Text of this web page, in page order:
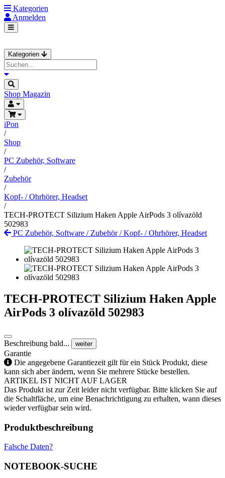
Kategorien
Anmelden
Kategorien
Shop Magazin
iPon
/
Shop
/
PC Zubehör, Software
/
Zubehör
/
Kopf- / Ohrhörer, Headset
/
TECH-PROTECT Silizium Haken Apple AirPods 3 olívazöld
502983
PC Zubehör, Software / Zubehör/Kopf- / Ohrhörer, Headset
TECH-PROTECT Silizium Haken Apple
AirPods 3 olívazöld 502983
Beschreibung bald... weiter
Garantie
Die angegebene Garantiezeit gilt für ein Stück Produkt, diese
kann sich aber ändern, wenn Sie mehrere Stücke bestellen.
ARTIKEL IST NICHT AUF LAGER
Das Produkt ist zur Zeit leider nicht verfügbar. Bitte klicken Sie auf
die Schaltfläche, um eine Benachrichtigung zu erhalten, wann dieses
wieder verfügbar sein wird.
Produktbeschreibung
Falsche Daten?
NOTEBOOK-SUCHE